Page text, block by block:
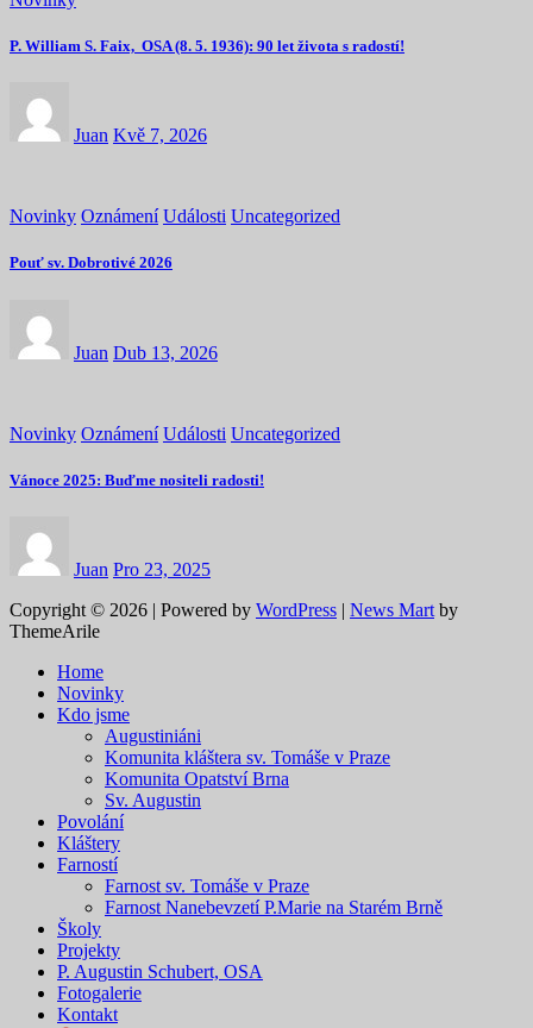
P. William S. Faix, OSA (8. 5. 1936): 90 let života s radostí!
Juan Kvě 7, 2026
Novinky Oznámení Události Uncategorized
Pouť sv. Dobrotivé 2026
Juan Dub 13, 2026
Novinky Oznámení Události Uncategorized
Vánoce 2025: Buďme nositeli radosti!
Juan Pro 23, 2025
Copyright © 2026 | Powered by WordPress | News Mart by
ThemeArile
Home
Novinky
Kdo jsme
Augustiniáni
Komunita kláštera sv. Tomáše v Praze
Komunita Opatství Brna
Sv. Augustin
Povolání
Kláštery
Farností
Farnost sv. Tomáše v Praze
Farnost Nanebevzetí P.Marie na Starém Brně
Školy
Projekty
P. Augustin Schubert, OSA
Fotogalerie
Kontakt